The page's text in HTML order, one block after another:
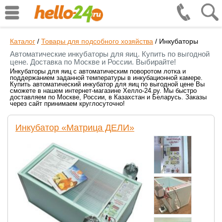
Каталог / Товары для подсобного хозяйства / Инкубаторы
Автоматические инкубаторы для яиц. Купить по выгодной
цене. Доставка по Москве и России. Выбирайте!
Инкубаторы для яиц с автоматическим поворотом лотка и
поддержанием заданной температуры в инкубационной камере.
Купить автоматический инкубатор для яиц по выгодной цене Вы
сможете в нашем интернет-магазине Хелло-24.ру. Мы быстро
доставляем по Москве, России, в Казахстан и Беларусь. Заказы
через сайт принимаем круглосуточно!
Инкубатор «Матрица ДЕЛИ»